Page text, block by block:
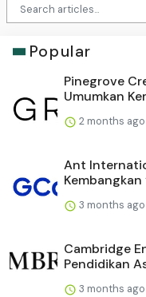
Popular
Pinegrove
Umumkan
2 months ago
Ant
Kembangkan
3 months ago
Cambridge
Pendidikan
3 months ago